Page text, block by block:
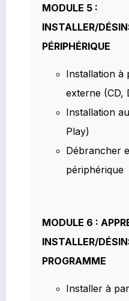
MODULE 5 :
INSTALLER/
PÉRIPHÉRIQUE
Installation à
externe (CD,
Installation
Play)
Débrancher
périphérique
MODULE 6 :
INSTALLER/
PROGRAMME
Installer à